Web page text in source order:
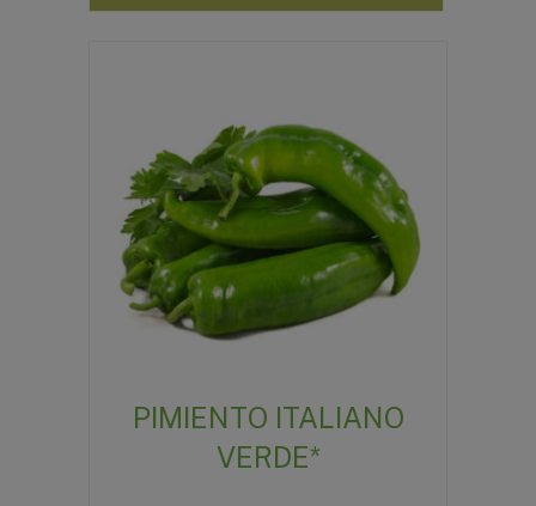
PIMIENTO ITALIANO
VERDE*